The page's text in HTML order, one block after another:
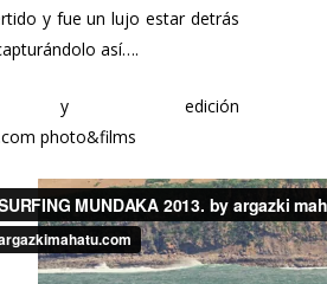
y fue un lujo estar detrás
así….
y edición
photo&films